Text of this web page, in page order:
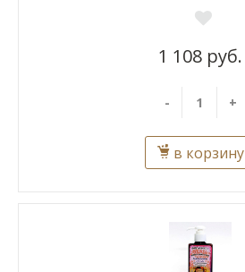
1 108 руб.
- +
в корзину